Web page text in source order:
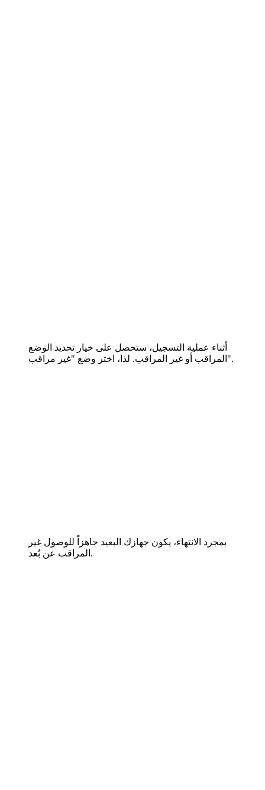
أثناء عملية التسجيل، ستحصل على خيار تحديد الوضع
المراقب أو غير المراقب. لذا، اختر وضع "غير مراقب".
بمجرد الانتهاء، يكون جهازك البعيد جاهزاً للوصول غير
المراقب عن بُعد.